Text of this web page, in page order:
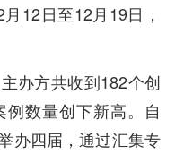
12日至12月19日，
办方共收到182个创
数量创下新高。自
办四届，通过汇集专